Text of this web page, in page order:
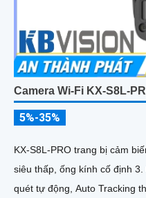
Camera Wi-Fi KX-S8L-
5%-35%
KX-S8L-PRO trang bị cảm
siêu thấp, ống kính cố định
quét tự động, Auto Tracking